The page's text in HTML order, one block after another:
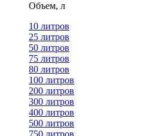
Объем, л
10 литров
25 литров
50 литров
75 литров
80 литров
100 литров
200 литров
300 литров
400 литров
500 литров
750 литров